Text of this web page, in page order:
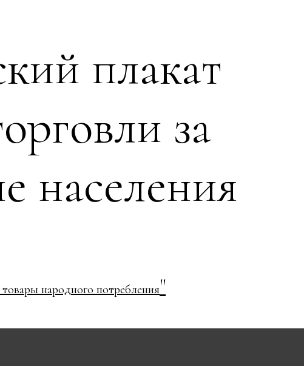
плакат
за
населения
народного потребления"